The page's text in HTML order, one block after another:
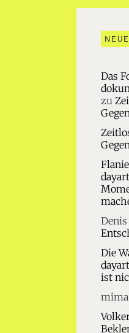
Das
zu
Denis
Die
ist
mima